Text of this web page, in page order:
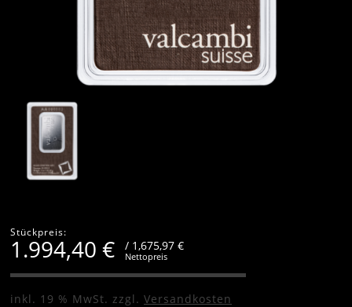
Stückpreis:
1.994,40 € / 1,675,97 €
Nettopreis
inkl. 19 % MwSt. zzgl. Versandkosten